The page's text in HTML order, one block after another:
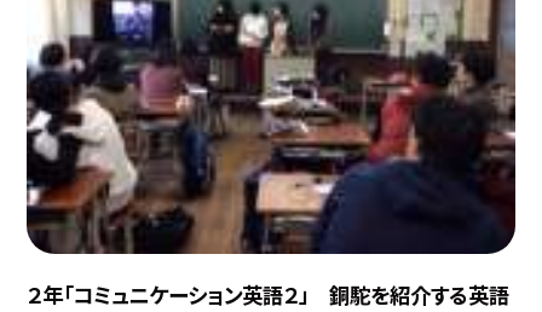
２年「コミュニケーション英語２」 銅駝を紹介する英語